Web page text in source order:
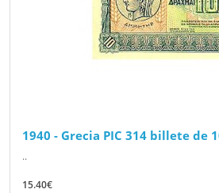
1940 - Grecia PIC 314 billete de
..
15.40€